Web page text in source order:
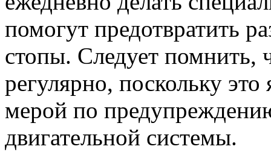
помогут предотвратить
стопы. Следует помнить,
регулярно, поскольку
мерой по
двигательной системы.